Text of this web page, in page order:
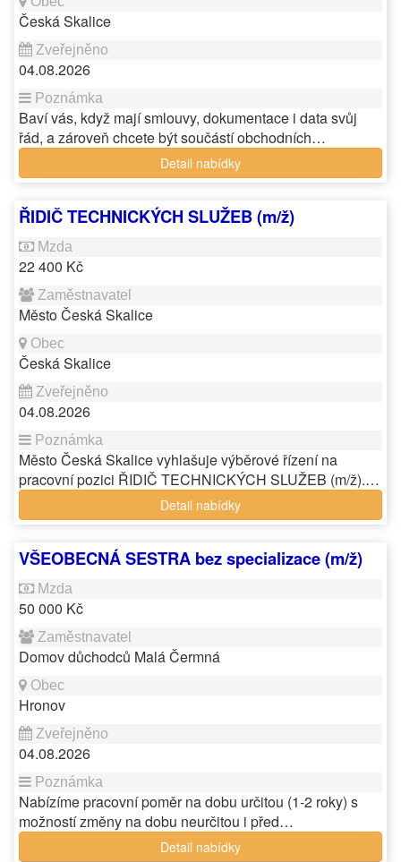
Česká Skalice
04.08.2026
Baví vás, když mají smlouvy, dokumentace i data svůj
řád, a zároveň chcete být součástí obchodních…
Detail nabídky
ŘIDIČ TECHNICKÝCH SLUŽEB (m/ž)
22 400 Kč
Město Česká Skalice
Česká Skalice
04.08.2026
Město Česká Skalice vyhlašuje výběrové řízení na
pracovní pozici ŘIDIČ TECHNICKÝCH SLUŽEB (m/ž).…
Detail nabídky
VŠEOBECNÁ SESTRA bez specializace (m/ž)
50 000 Kč
Domov důchodců Malá Čermná
Hronov
04.08.2026
Nabízíme pracovní poměr na dobu určitou (1-2 roky) s
možností změny na dobu neurčitou i před…
Detail nabídky